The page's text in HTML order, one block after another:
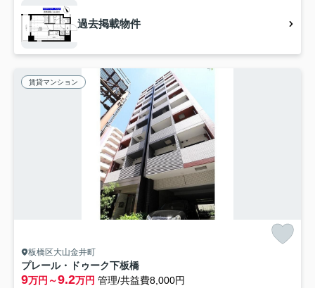
過去掲載物件
賃貸マンション
板橋区大山金井町
プレール・ドゥーク下板橋
9万円～9.2万円 管理/共益費8,000円